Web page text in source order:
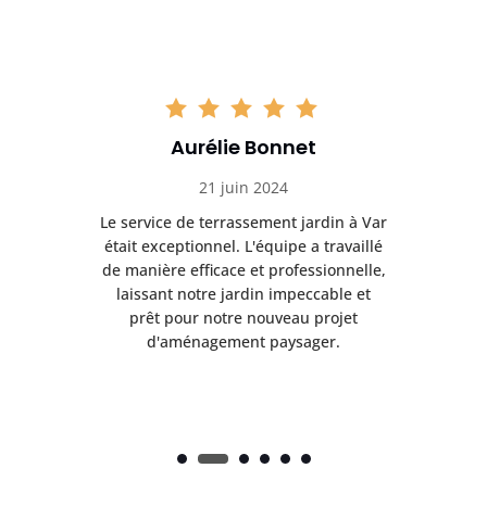
Aurélie Bonnet
21 juin 2024
Le service de terrassement jardin à Var
était exceptionnel. L'équipe a travaillé
de manière efficace et professionnelle,
laissant notre jardin impeccable et
prêt pour notre nouveau projet
d'aménagement paysager.